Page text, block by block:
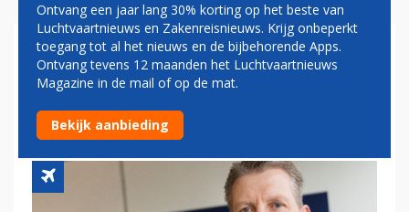
VNV: HEEL RAAR DAT
WILLEM-ALEXANDER NIET
VOOR KLM KIEST
Ontvang een jaar lang 30% korting op het beste van
Luchtvaartnieuws en Zakenreisnieuws. Krijg onbeperkt
toegang tot al het nieuws en de bijbehorende Apps.
Ontvang tevens 12 maanden het Luchtvaartnieuws
Magazine in de mail of op de mat.
Bekijk aanbieding